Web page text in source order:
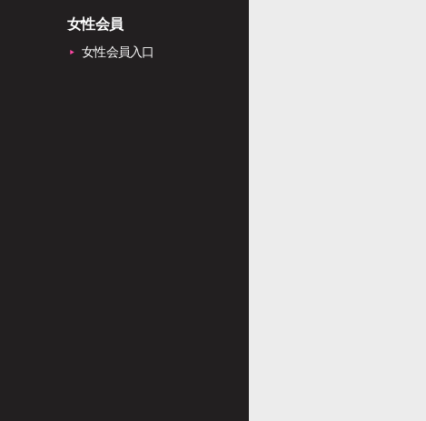
女性会員
女性会員入口